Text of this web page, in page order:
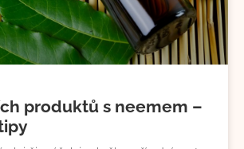
produktů s neemem –